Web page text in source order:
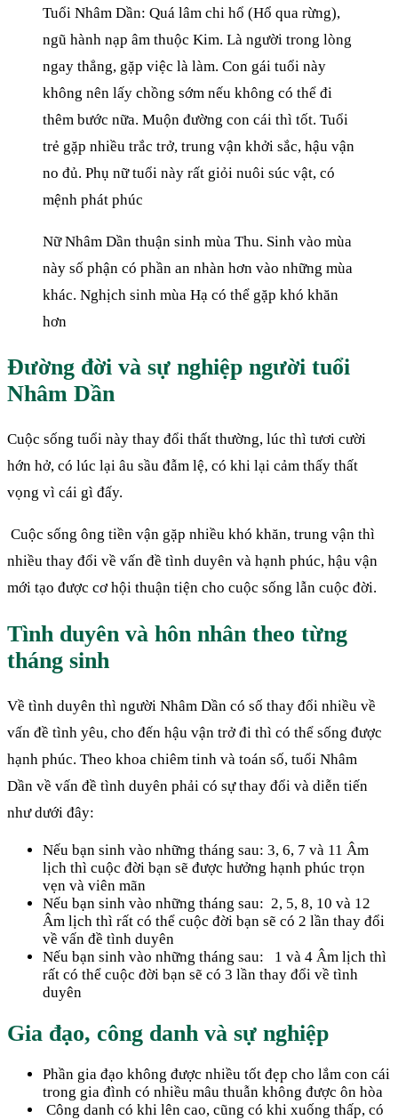
Tuổi Nhâm Dần: Quá lâm chi hổ (Hổ qua rừng),
ngũ hành nạp âm thuộc Kim. Là người trong lòng
ngay thẳng, gặp việc là làm. Con gái tuổi này
không nên lấy chồng sớm nếu không có thể đi
thêm bước nữa. Muộn đường con cái thì tốt. Tuổi
trẻ gặp nhiều trắc trở, trung vận khởi sắc, hậu vận
no đủ. Phụ nữ tuổi này rất giỏi nuôi súc vật, có
mệnh phát phúc
Nữ Nhâm Dần thuận sinh mùa Thu. Sinh vào mùa
này số phận có phần an nhàn hơn vào những mùa
khác. Nghịch sinh mùa Hạ có thể gặp khó khăn
hơn
Đường đời và sự nghiệp người tuổi
Nhâm Dần
Cuộc sống tuổi này thay đổi thất thường, lúc thì tươi cười
hớn hở, có lúc lại âu sầu đẫm lệ, có khi lại cảm thấy thất
vọng vì cái gì đấy.
Cuộc sống ông tiền vận gặp nhiều khó khăn, trung vận thì
nhiều thay đổi về vấn đề tình duyên và hạnh phúc, hậu vận
mới tạo được cơ hội thuận tiện cho cuộc sống lẫn cuộc đời.
Tình duyên và hôn nhân theo từng
tháng sinh
Về tình duyên thì người Nhâm Dần có số thay đổi nhiều về
vấn đề tình yêu, cho đến hậu vận trở đi thì có thể sống được
hạnh phúc. Theo khoa chiêm tinh và toán số, tuổi Nhâm
Dần về vấn đề tình duyên phải có sự thay đổi và diễn tiến
như dưới đây:
Nếu bạn sinh vào những tháng sau: 3, 6, 7 và 11 Âm
lịch thì cuộc đời bạn sẽ được hưởng hạnh phúc trọn
vẹn và viên mãn
Nếu bạn sinh vào những tháng sau: 2, 5, 8, 10 và 12
Âm lịch thì rất có thể cuộc đời bạn sẽ có 2 lần thay đổi
về vấn đề tình duyên
Nếu bạn sinh vào những tháng sau: 1 và 4 Âm lịch thì
rất có thể cuộc đời bạn sẽ có 3 lần thay đổi về tình
duyên
Gia đạo, công danh và sự nghiệp
Phần gia đạo không được nhiều tốt đẹp cho lắm con cái
trong gia đình có nhiều mâu thuẫn không được ôn hòa
Công danh có khi lên cao, cũng có khi xuống thấp, có